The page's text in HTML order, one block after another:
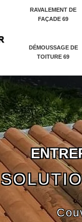
RAVALEMENT DE
FAÇADE 69
DÉMOUSSAGE DE
TOITURE 69
ENTRE